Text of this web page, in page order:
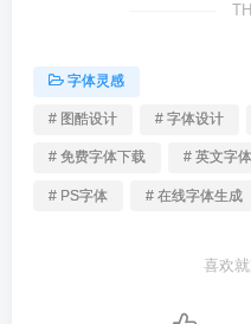
字体灵感
# 图酷设计 # 字体设计
# 免费字体下载 # 英文字体
# PS字体 # 在线字体生成
喜欢